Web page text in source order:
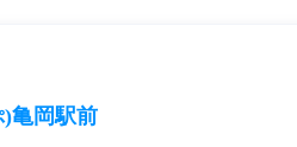
亀岡駅前